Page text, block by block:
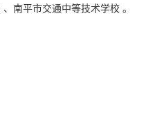
、 南平市交通中等技术学校 。